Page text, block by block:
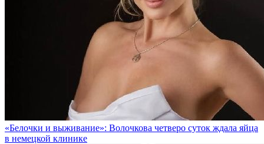
«Белочки и выживание»: Волочкова четверо суток ждала яйца
в немецкой клинике